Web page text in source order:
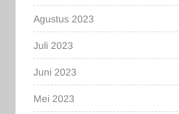
Agustus 2023
Juli 2023
Juni 2023
Mei 2023